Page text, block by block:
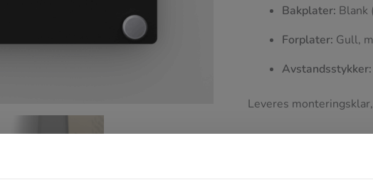
Bakplater: Blank
Forplater: Gull,
Avstandsstykker:
Leveres